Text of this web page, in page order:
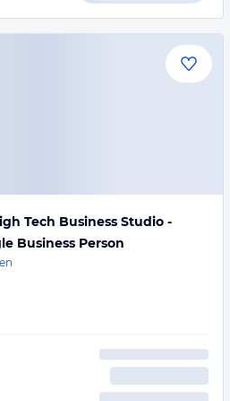
Tech Business Studio -
Business Person